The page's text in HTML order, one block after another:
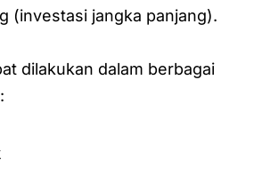
(investasi jangka panjang).
dilakukan dalam berbagai